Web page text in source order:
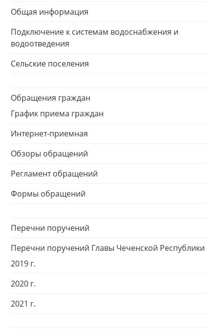
Общая информация
Подключение к системам водоснабжения и
водоотведения
Сельские поселения
Обращения граждан
График приема граждан
Интернет-приемная
Обзоры обращений
Регламент обращений
Формы обращений
Перечни поручений
Перечни поручений Главы Чеченской Республики
2019 г.
2020 г.
2021 г.